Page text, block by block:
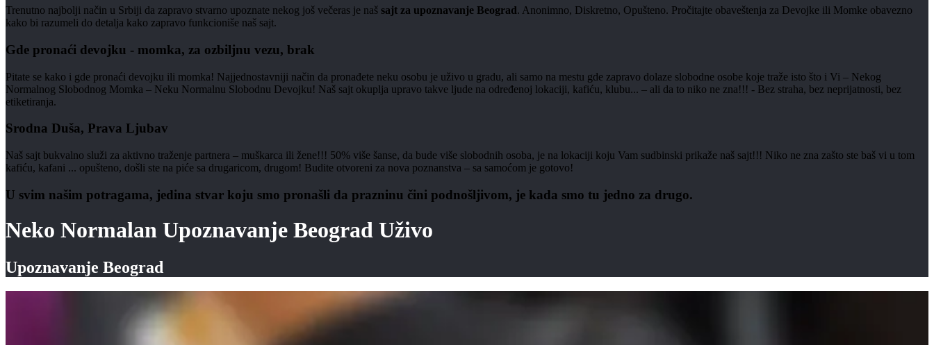
Trenutno najbolji način u Srbiji da zapravo stvarno upoznate nekog još večeras je naš sajt za upoznavanje Beograd. Anonimno, Diskretno, Opušteno. Pročitajte obaveštenja za Devojke ili Momke obavezno
kako bi razumeli do detalja kako zapravo funkcioniše naš sajt.
Gde pronaći devojku - momka, za ozbiljnu vezu, brak
Pitate se kako i gde pronaći devojku ili momka! Najjednostavniji način da pronađete neku osobu je uživo u gradu, ali samo na mestu gde zapravo dolaze slobodne osobe koje traže isto što i Vi – Nekog
Normalnog Slobodnog Momka – Neku Normalnu Slobodnu Devojku! Naš sajt okuplja upravo takve ljude na određenoj lokaciji, kafiću, klubu... – ali da to niko ne zna!!! - Bez straha, bez neprijatnosti, bez
etiketiranja.
Srodna Duša, Prava Ljubav
Naš sajt bukvalno služi za aktivno traženje partnera – muškarca ili žene!!! 50% više šanse, da bude više slobodnih osoba, je na lokaciji koju Vam sudbinski prikaže naš sajt!!! Niko ne zna zašto ste baš vi u tom
kafiću, kafani ... opušteno, došli ste na piće sa drugaricom, drugom! Budite otvoreni za nova poznanstva – sa samoćom je gotovo!
U svim našim potragama, jedina stvar koju smo pronašli da prazninu čini podnošljivom, je kada smo tu jedno za drugo.
Neko Normalan Upoznavanje Beograd Uživo
Upoznavanje Beograd